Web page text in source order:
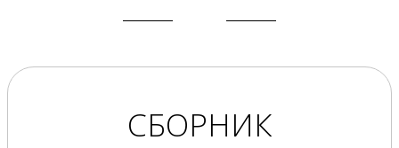
СБОРНИК